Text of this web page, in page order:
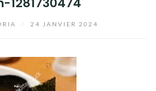
24 JANVIER 2024